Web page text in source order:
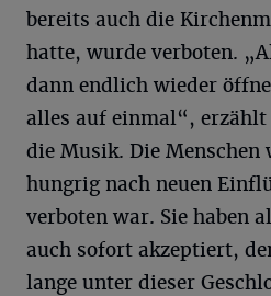
bereits auch die
hatte, wurde verboten.
dann endlich wieder
alles auf einmal“, erzählt
die Musik. Die Menschen
hungrig nach neuen
verboten war. Sie haben
auch sofort akzeptiert,
lange unter dieser